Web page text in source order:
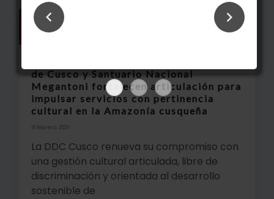
de Cusco y Santuario Nacional
Megantoni fortalecen articulación para
impulsar servicios con pertinencia
cultural en la Amazonía cusqueña
18 febrero, 2026
La DDC Cusco renueva su compromiso con
una gestión cultural articulada, libre de
discriminación y orientada al desarrollo
sostenible de